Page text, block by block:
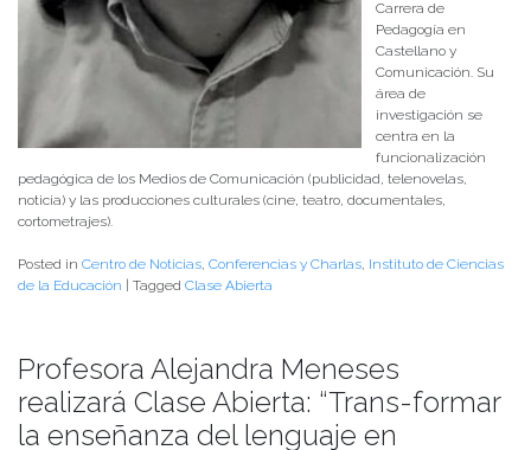
Carrera de
Pedagogía en
Castellano y
Comunicación. Su
área de
investigación se
centra en la
funcionalización
pedagógica de los Medios de Comunicación (publicidad, telenovelas,
noticia) y las producciones culturales (cine, teatro, documentales,
cortometrajes).
Posted in Centro de Noticias Conferencias y Charlas Instituto de Ciencias
de la Educación | Tagged Clase Abierta
Profesora Alejandra Meneses
realizará Clase Abierta: “Trans-formar
la enseñanza del lenguaje en